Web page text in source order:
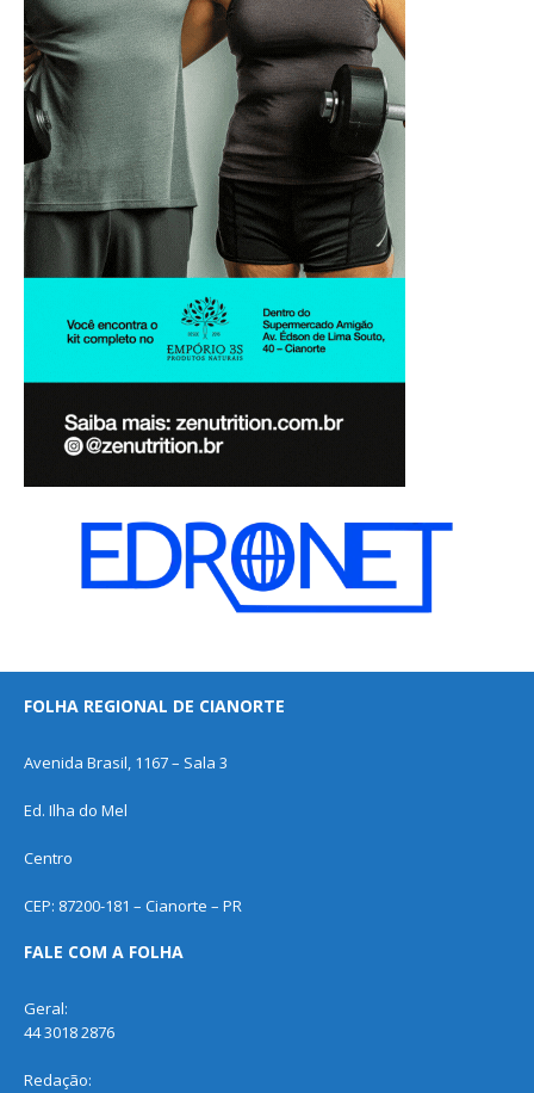
FOLHA REGIONAL DE CIANORTE
Avenida Brasil, 1167 – Sala 3
Ed. Ilha do Mel
Centro
CEP: 87200-181 – Cianorte – PR
FALE COM A FOLHA
Geral:
44 3018 2876
Redação: